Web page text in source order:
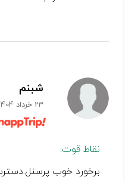
شبنم
23 خرداد 1404
نقاط قوت:
برخورد خوب